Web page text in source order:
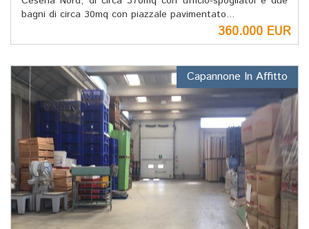
bagni di circa 30mq con piazzale pavimentato...
360.000 EUR
Capannone In Affitto